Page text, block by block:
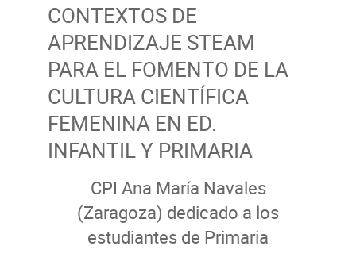
CONTEXTOS DE
APRENDIZAJE STEAM
PARA EL FOMENTO DE LA
CULTURA CIENTÍFICA
FEMENINA EN ED.
INFANTIL Y PRIMARIA
CPI Ana María Navales
(Zaragoza) dedicado a los
estudiantes de Primaria